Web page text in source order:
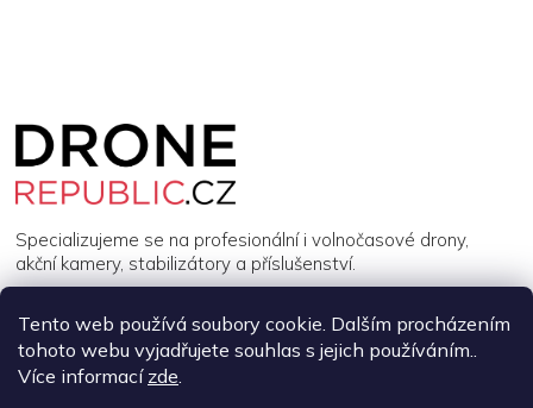
Tento web používá soubory cookie. Dalším procházením
tohoto webu vyjadřujete souhlas s jejich používáním..
Více informací zde.
Specializujeme se na profesionální i volnočasové drony,
akční kamery, stabilizátory a příslušenství.
INFORMACE